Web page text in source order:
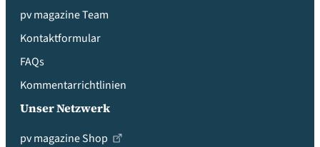
pv magazine Team
Kontaktformular
FAQs
Kommentarrichtlinien
Unser Netzwerk
pv magazine Shop